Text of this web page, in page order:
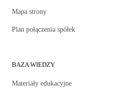
Mapa strony
Plan połączenia spółek
BAZA WIEDZY
Materiały edukacyjne